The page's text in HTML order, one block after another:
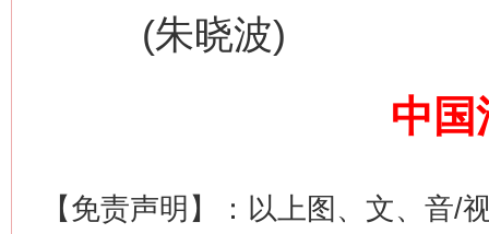
(朱晓波)
中国
【免责声明】：以上图、文、音/